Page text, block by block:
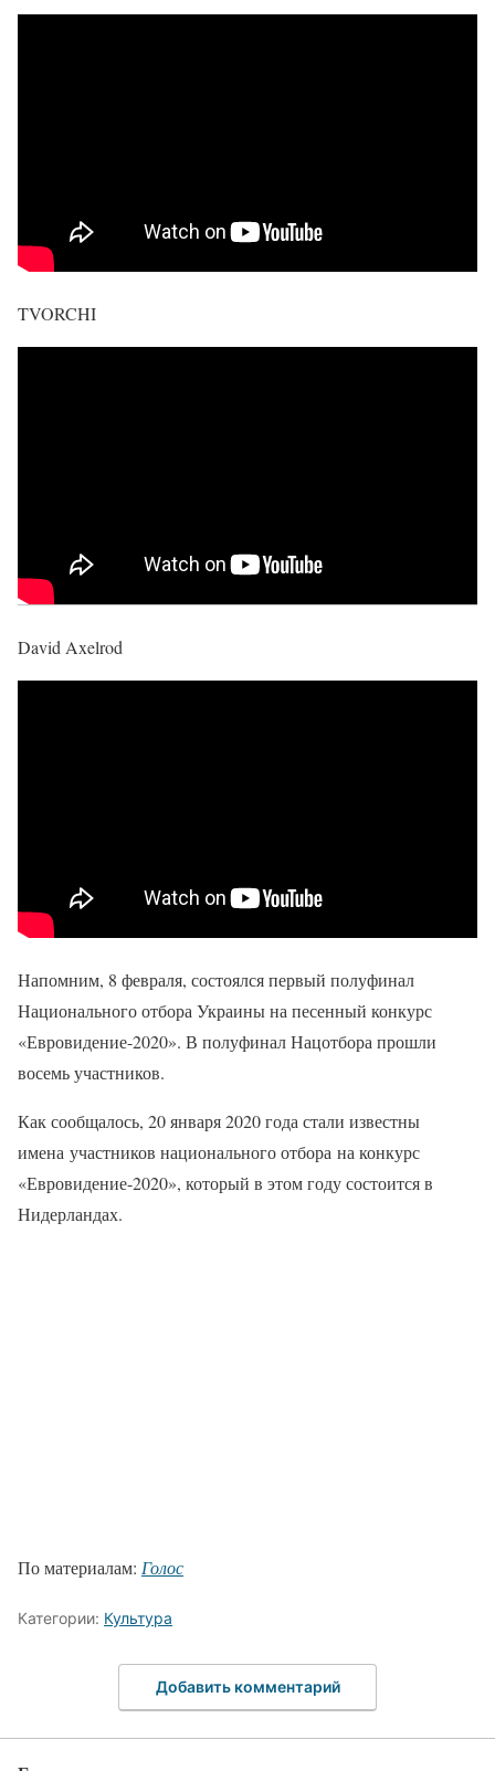
TVORCHI
David Axelrod
Напомним, 8 февраля, состоялся первый полуфинал
Национального отбора Украины на песенный конкурс
«Евровидение-2020». В полуфинал Нацотбора прошли
восемь участников.
Как сообщалось, 20 января 2020 года стали известны
имена участников национального отбора на конкурс
«Евровидение-2020», который в этом году состоится в
Нидерландах.
По материалам: Голос
Категории: Культура
Добавить комментарий